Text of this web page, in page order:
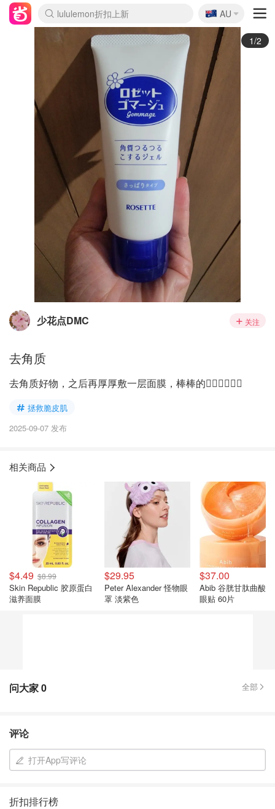
lululemon折扣上新
Sasa美妆护肤3.5折
SSENSE年中3折
FreshBeauty好价汇总
Cettire降价+叠9折
Farfetch折上8折
WWS Coles超市实拍
viagogo二手票捡漏
Myer清仓1折起
The Outnet奢牌1折起
David Jones 3折起
Flannels大牌1折
Perfumes Club护肤1折
AMIRO返校季6.2折
Oweek抽奖送Airpods
Amazon折扣汇总
eToro入金$200送$50
Amazon数码好物
ICONIC本周7.5折
ThedoubleF高奢地板价
Moose Knuckles 6折
丝芙兰5折起
EUFY官网3.7折起
Selenichast首饰2折
Trip机票酒店促销
YSL送5件彩妆礼
Amazon家居好物
BIGBANG巡演开票
David Jones时尚3折
Amazon美妆护肤
雅漾大喷$8
过敏原检测盒$33
伊索独家赠50ml沐浴露
科颜氏清仓3折
SEALIFE海洋馆门票6折
丝塔芙大白罐$16
订阅Newsletter送香薰
Cult Beauty 6.8折
Harrods圣诞日历2.3折
LN-CC奢牌私促3折
d'Alba空姐喷雾$16
EVE LOM套装逆天2折
Bernardelli独家4折
Adore Beauty 6折起
CT圣诞日历
Mytheresa奢品2.7折
Luxury Escapes 9折
Currentbody美容仪9折
MOON Garden Live
ALLSAINTS美衣3折
Roborock扫地机3.7折
Tingo Life水杯$24
Valentino官网5折
CR洗发护发6.3折
🇦🇺
AU
2/2
少花点DMC 关注
去角质
去角质好物，之后再厚厚敷一层面膜，棒棒的👍🏻👍🏻👍🏻
拯救脆皮肌
2025-09-07 发布
相关商品
$4.49 $8.99
Skin Republic 胶原蛋白
滋养面膜
$29.95
Peter Alexander 怪物眼
罩 淡紫色
$37.00
Abib 谷胱甘肽曲酸
眼贴 60片
问大家0 全部
评论
打开App写评论
折扣排行榜